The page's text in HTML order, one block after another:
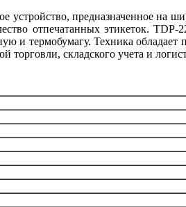
устройство, предназначенное на
отпечатанных этикеток.
и термобумагу. Техника
торговли, складского учета и